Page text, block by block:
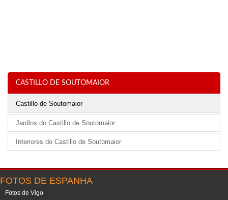
CASTILLO DE SOUTOMAIOR
Castillo de Soutomaior
Jardins do Castillo de Soutomaior
Interiores do Castillo de Soutomaior
FOTOS DE ESPANHA
Fotos de Vigo